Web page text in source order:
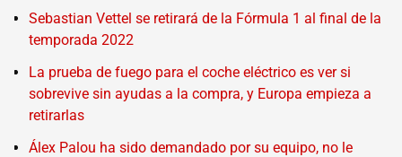
Sebastian Vettel se retirará de la Fórmula 1 al final de la
temporada 2022
La prueba de fuego para el coche eléctrico es ver si
sobrevive sin ayudas a la compra, y Europa empieza a
retirarlas
Álex Palou ha sido demandado por su equipo, no le